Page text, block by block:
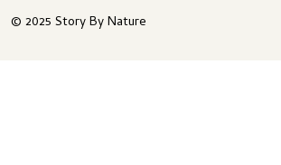
© 2025 Story By Nature